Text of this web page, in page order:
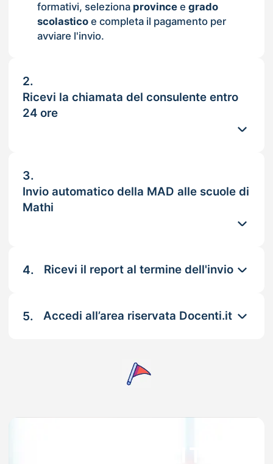
formativi, seleziona provincee grado
scolasticoe completa il pagamento per
avviare l'invio.
2.
Ricevi la chiamata del consulente entro
24 ore
3.
Invio automatico della MAD alle scuole di
Mathi
4. Ricevi il report al termine dell'invio
5. Accedi all’area riservata Docenti.it